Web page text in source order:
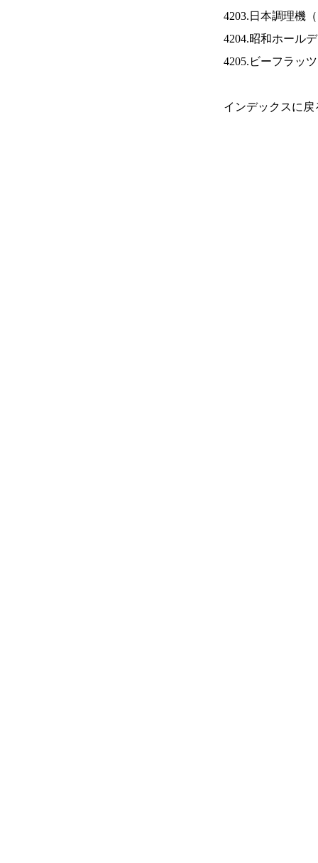
4203.日本調理機（
4204.昭和ホール
4205.ビーフラッ
インデックスに戻